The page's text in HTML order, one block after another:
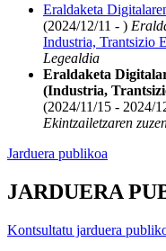
Eraldaketa
(2024/12/11 - )
Industria, Trantsizio
Legealdia
Eraldaketa
(Industria,
(2024/11/15 - 2024/
Ekintzailetzaren
Jarduera publikoa
JARDUERA
Kontsultatu jarduera